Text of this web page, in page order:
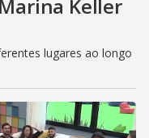
Keller
lugares ao longo